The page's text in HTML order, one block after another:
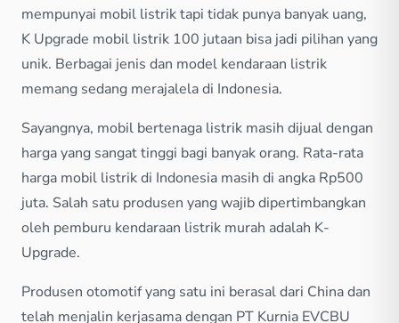
mempunyai mobil listrik tapi tidak punya banyak uang,
K Upgrade mobil listrik 100 jutaan bisa jadi pilihan yang
unik. Berbagai jenis dan model kendaraan listrik
memang sedang merajalela di Indonesia.
Sayangnya, mobil bertenaga listrik masih dijual dengan
harga yang sangat tinggi bagi banyak orang. Rata-rata
harga mobil listrik di Indonesia masih di angka Rp500
juta. Salah satu produsen yang wajib dipertimbangkan
oleh pemburu kendaraan listrik murah adalah K-
Upgrade.
Produsen otomotif yang satu ini berasal dari China dan
telah menjalin kerjasama dengan PT Kurnia EVCBU